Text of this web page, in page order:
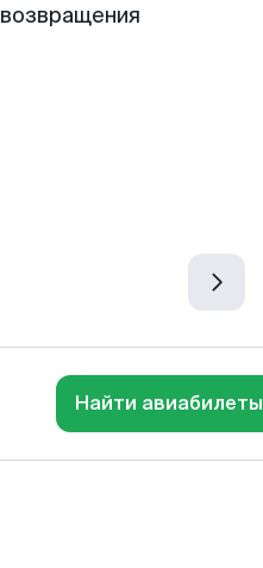
Найти авиабилеты